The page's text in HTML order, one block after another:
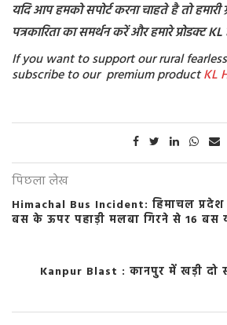
यदि आप हमको सपोर्ट करना चाहते है तो हमारी
पत्रकारिता का समर्थन करें और हमारे प्रोडक्ट
If you want to support our rural
subscribe to our premium productKL
पिछला लेख
Himachal Bus Incident: हिमाचल
बस के ऊपर पहाड़ी मलबा गिरने से 16 बस
Kanpur Blast : कानपुर में खड़ी दो